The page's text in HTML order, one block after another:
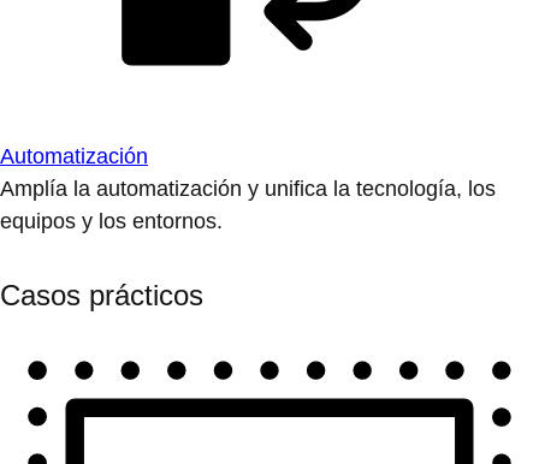
Automatización
Amplía la automatización y unifica la tecnología, los
equipos y los entornos.
Casos prácticos